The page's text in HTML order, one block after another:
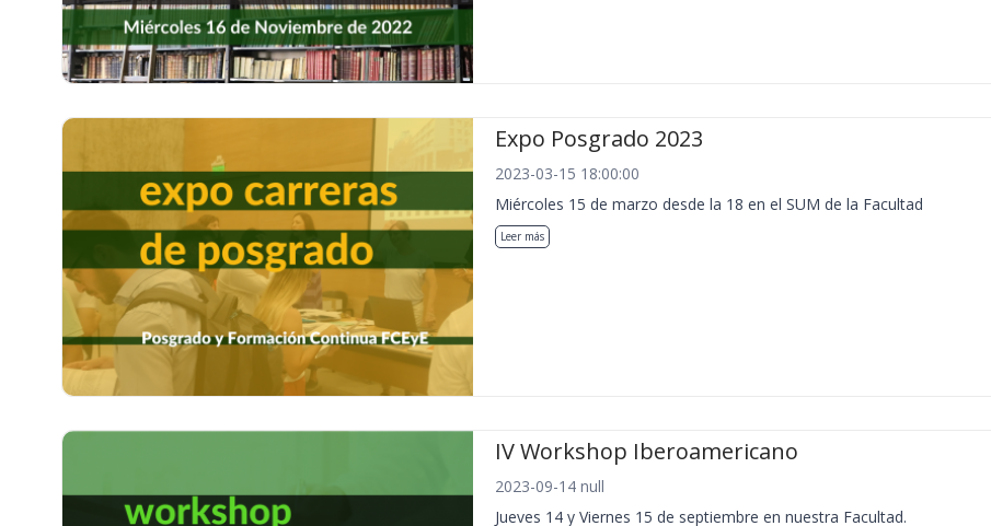
Expo Posgrado 2023
2023-03-15 18:00:00
Miércoles 15 de marzo desde la 18 en el SUM de la Facultad
Leer más
IV Workshop Iberoamericano
2023-09-14 null
Jueves 14 y Viernes 15 de septiembre en nuestra Facultad.